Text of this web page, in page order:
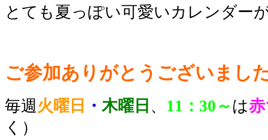
とても夏っぽい可愛いカレンダー
ご参加ありがとうございまし
毎週火曜日 ・ 木曜日 、 11：30～ は
く）